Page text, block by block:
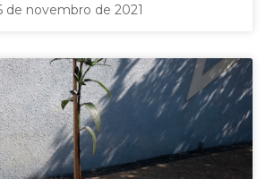
de novembro de 2021